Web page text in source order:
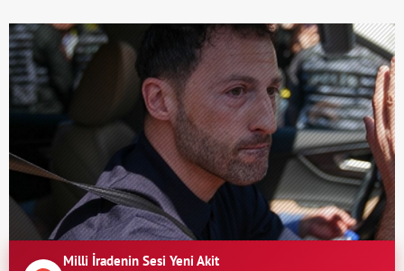
Milli İradenin Sesi Yeni Akit